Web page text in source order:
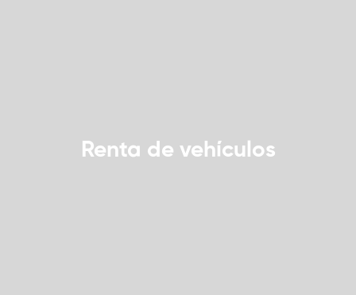
Renta de vehículos